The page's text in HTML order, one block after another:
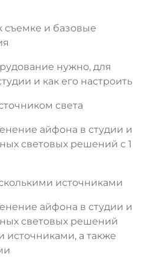
съемке и базовые
нужно, для
и как его настроить
света
айфона в студии и
световых решений с 1
источниками
айфона в студии и
световых решений
источниками, а также